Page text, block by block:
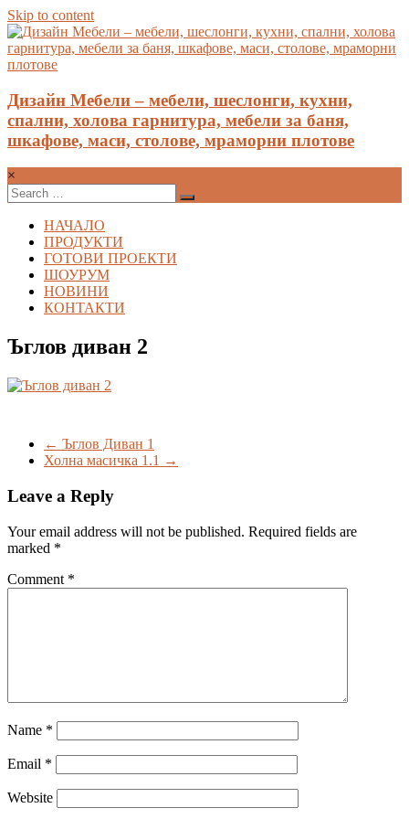
Skip to content
Дизайн Мебели – мебели, шеслонги, кухни,
спални, холова гарнитура, мебели за баня,
шкафове, маси, столове, мраморни плотове
×
НАЧАЛО
ПРОДУКТИ
ГОТОВИ ПРОЕКТИ
ШОУРУМ
НОВИНИ
КОНТАКТИ
Ъглов диван 2
← Ъглов Диван 1
Холна масичка 1.1 →
Leave a Reply
Your email address will not be published. Required fields are
marked *
Comment *
Name *
Email *
Website